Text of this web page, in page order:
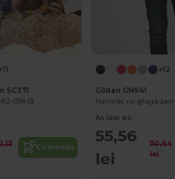
+11
SC371
034-0)
Comandă
+12
Gildan GN941
As low as:
55,56
lei
110,64
lei